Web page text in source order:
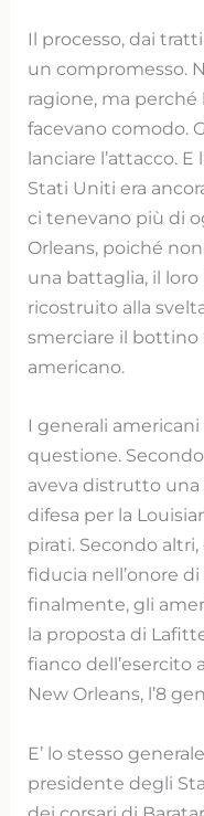
Il processo, dai
un compromesso.
ragione, ma
facevano comodo.
lanciare l’attacco.
Stati Uniti era
ci tenevano più di
Orleans, poiché
una battaglia, il
ricostruito alla
smerciare il bottino
americano.
I generali
questione.
aveva distrutto
difesa per la
pirati. Secondo
fiducia nell’onore di
finalmente, gli
la proposta di
fianco dell’esercito
New Orleans, l’8
E’ lo stesso
presidente degli